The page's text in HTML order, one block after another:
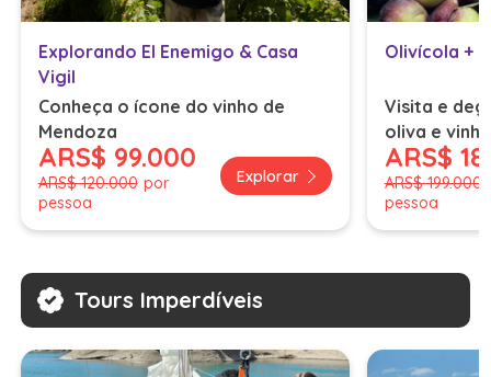
Explorando El Enemigo & Casa
Vigil
Conheça o ícone do vinho de
Mendoza
ARS$ 99.000
ARS$ 120.000 por
pessoa
Explorar
Olivícola +
Visita e
oliva e
incluído)
ARS$
ARS$ 199.000
pessoa
Tours Imperdíveis